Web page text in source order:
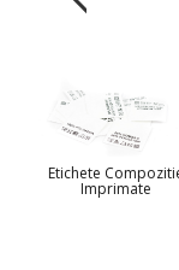
Etichete
Imprimate